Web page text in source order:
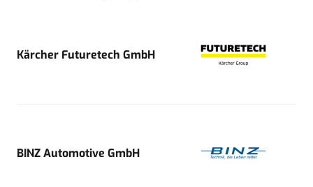
Kärcher Futuretech GmbH
BINZ Automotive GmbH